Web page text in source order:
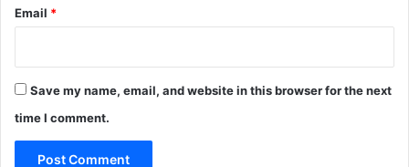
Email *
Save my name, email, and website in this browser for the next
time I comment.